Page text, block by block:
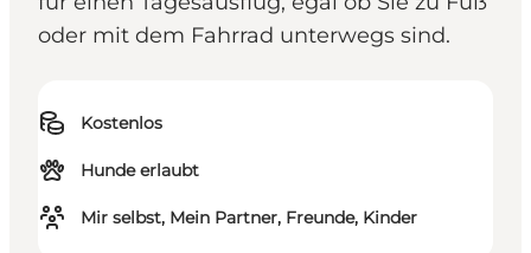
oder mit dem Fahrrad unterwegs sind.
Kostenlos
Hunde erlaubt
Mir selbst, Mein Partner, Freunde, Kinder